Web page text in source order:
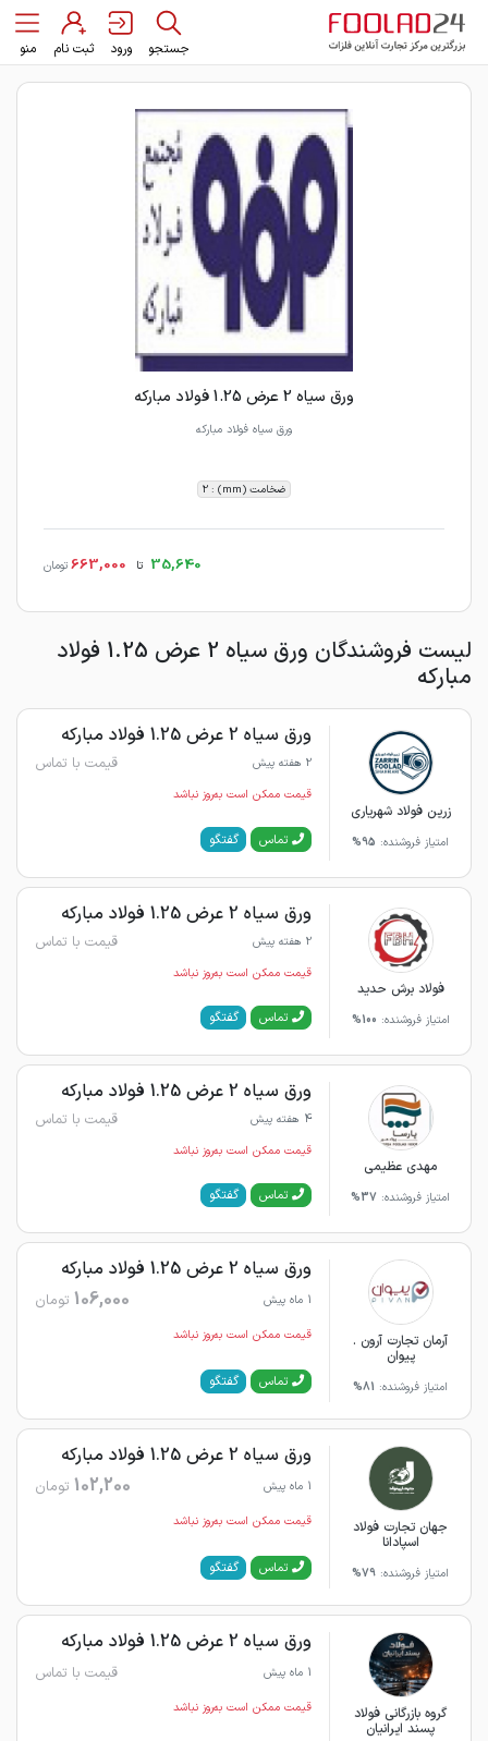
جستجو ورود ثبت نام منو
ورق سیاه 2 عرض 1.25 فولاد مبارکه
ورق سیاه فولاد مبارکه
ضخامت (mm) : 2
35,640 تا 663,000 تومان
لیست فروشندگان ورق سیاه 2 عرض 1.25 فولاد
مبارکه
زرین فولاد شهریاری
امتیاز فروشنده: 95%
ورق سیاه 2 عرض 1.25 فولاد مبارکه
2 هفته پیش قیمت با تماس
قیمت ممکن است به‌روز نباشد
تماس گفتگو
فولاد برش حدید
امتیاز فروشنده: 100%
ورق سیاه 2 عرض 1.25 فولاد مبارکه
2 هفته پیش قیمت با تماس
قیمت ممکن است به‌روز نباشد
تماس گفتگو
مهدی عظیمی
امتیاز فروشنده: 37%
ورق سیاه 2 عرض 1.25 فولاد مبارکه
4 هفته پیش قیمت با تماس
قیمت ممکن است به‌روز نباشد
تماس گفتگو
آرمان تجارت آرون .
پیوان
امتیاز فروشنده: 81%
ورق سیاه 2 عرض 1.25 فولاد مبارکه
1 ماه پیش 106,000 تومان
قیمت ممکن است به‌روز نباشد
تماس گفتگو
جهان تجارت فولاد
اسپادانا
امتیاز فروشنده: 79%
ورق سیاه 2 عرض 1.25 فولاد مبارکه
1 ماه پیش 102,200 تومان
قیمت ممکن است به‌روز نباشد
تماس گفتگو
گروه بازرگانی فولاد
پسند ایرانیان
ورق سیاه 2 عرض 1.25 فولاد مبارکه
1 ماه پیش قیمت با تماس
قیمت ممکن است به‌روز نباشد